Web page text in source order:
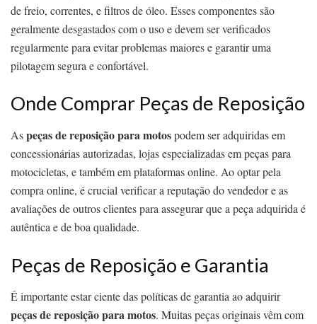
de freio, correntes, e filtros de óleo. Esses componentes são
geralmente desgastados com o uso e devem ser verificados
regularmente para evitar problemas maiores e garantir uma
pilotagem segura e confortável.
Onde Comprar Peças de Reposição
Aspeças de reposição para motospodem ser adquiridas em
concessionárias autorizadas, lojas especializadas em peças para
motocicletas, e também em plataformas online. Ao optar pela
compra online, é crucial verificar a reputação do vendedor e as
avaliações de outros clientes para assegurar que a peça adquirida é
autêntica e de boa qualidade.
Peças de Reposição e Garantia
É importante estar ciente das políticas de garantia ao adquirir
peças de reposição para motos. Muitas peças originais vêm com